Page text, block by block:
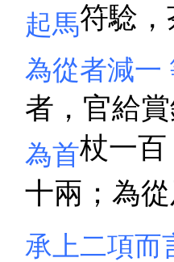
起馬符騐，
為從者減一
者，官給
為首杖一
十兩；為
承上二項而